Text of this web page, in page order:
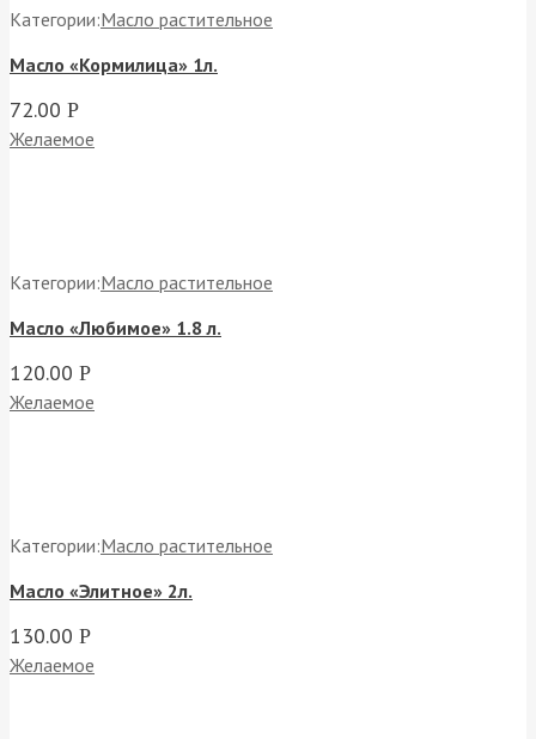
Категории:Масло растительное
Масло «Кормилица» 1л.
72.00 Р
Желаемое
Категории:Масло растительное
Масло «Любимое» 1.8 л.
120.00 Р
Желаемое
Категории:Масло растительное
Масло «Элитное» 2л.
130.00 Р
Желаемое